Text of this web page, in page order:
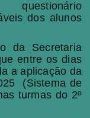
dos alunos
da Secretaria
entre os dias
a aplicação da
(Sistema de
turmas do 2º